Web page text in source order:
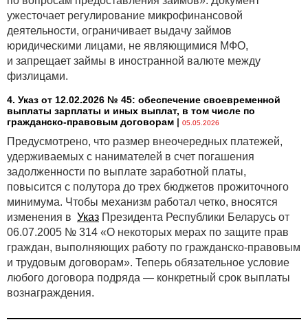
ужесточает регулирование микрофинансовой
деятельности, ограничивает выдачу займов
юридическими лицами, не являющимися МФО,
и запрещает займы в иностранной валюте между
физлицами.
4. Указ от 12.02.2026 № 45: обеспечение своевременной
выплаты зарплаты и иных выплат, в том числе по
гражданско-правовым договорам | 05.05.2026
Предусмотрено, что размер внеочередных платежей,
удерживаемых с нанимателей в счет погашения
задолженности по выплате заработной платы,
повысится с полутора до трех бюджетов прожиточного
минимума. Чтобы механизм работал четко, вносятся
изменения в Указ Президента Республики Беларусь от
06.07.2005 № 314 «О некоторых мерах по защите прав
граждан, выполняющих работу по гражданско-правовым
и трудовым договорам». Теперь обязательное условие
любого договора подряда — конкретный срок выплаты
вознаграждения.